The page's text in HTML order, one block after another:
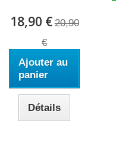
18,90 € 20,90
€
Ajouter au
panier
Détails